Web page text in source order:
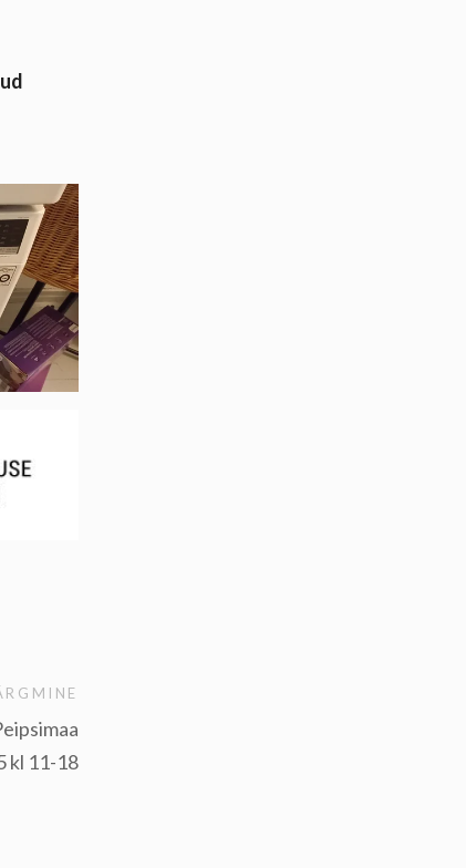
kl 11-18